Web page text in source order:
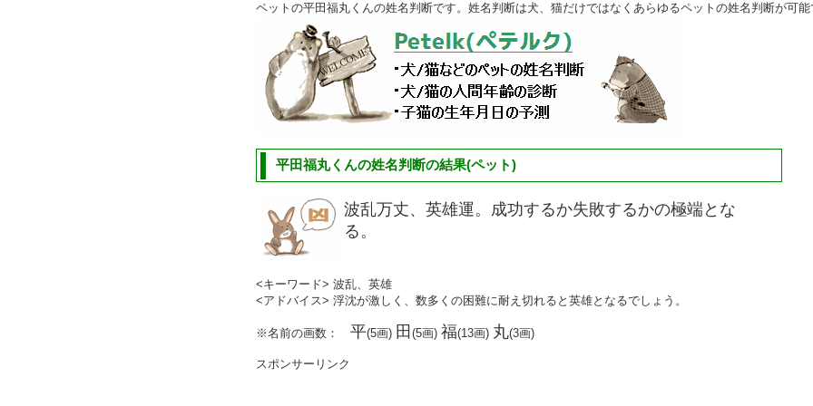
ペットの平田福丸くんの姓名判断です。姓名判断は犬、猫だけではなくあらゆるペットの姓名判断が可能
平田福丸くんの姓名判断の結果(ペット)
波乱万丈、英雄運。成功するか失敗するかの極端とな
る。
<キーワード> 波乱、英雄
<アドバイス> 浮沈が激しく、数多くの困難に耐え切れると英雄となるでしょう。
※名前の画数： 平(5画) 田 (5画) 福(13画) 丸(3画)
スポンサーリンク